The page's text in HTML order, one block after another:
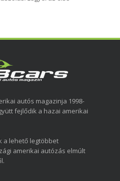
autós magazinja 1998-
fejlődik a hazai amerikai
a lehető legtöbbet
amerikai autózás elmúlt